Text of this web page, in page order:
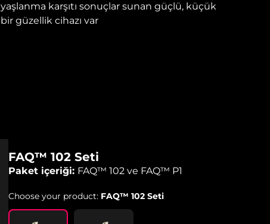
yaşlanma karşıtı sonuçlar sunan güçlü, küçük
bir güzellik cihazı var
FAQ™ 102 Seti
Paket içeriği: FAQ™ 102 ve FAQ™ P1
Choose your product: FAQ™ 102 Seti